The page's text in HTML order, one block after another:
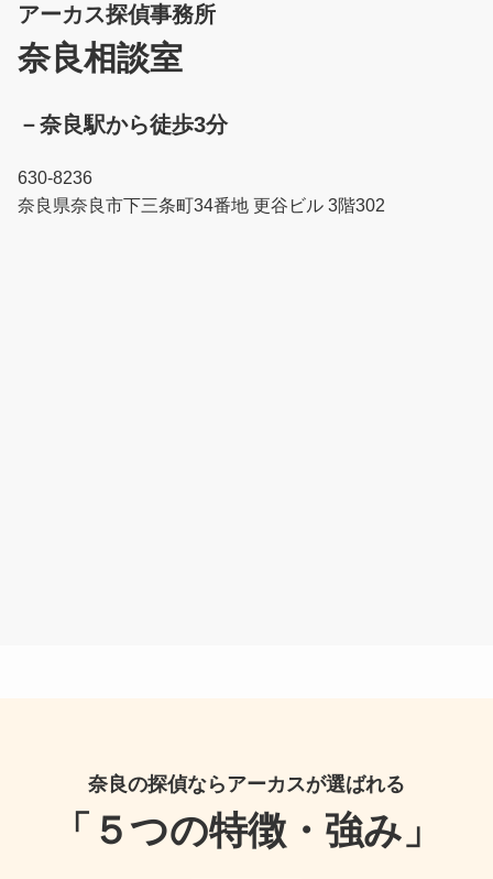
アーカス探偵事務所
奈良相談室
－奈良駅から徒歩3分
630-8236
奈良県奈良市下三条町34番地 更谷ビル 3階302
奈良の探偵ならアーカスが選ばれる
「５つの特徴・強み」